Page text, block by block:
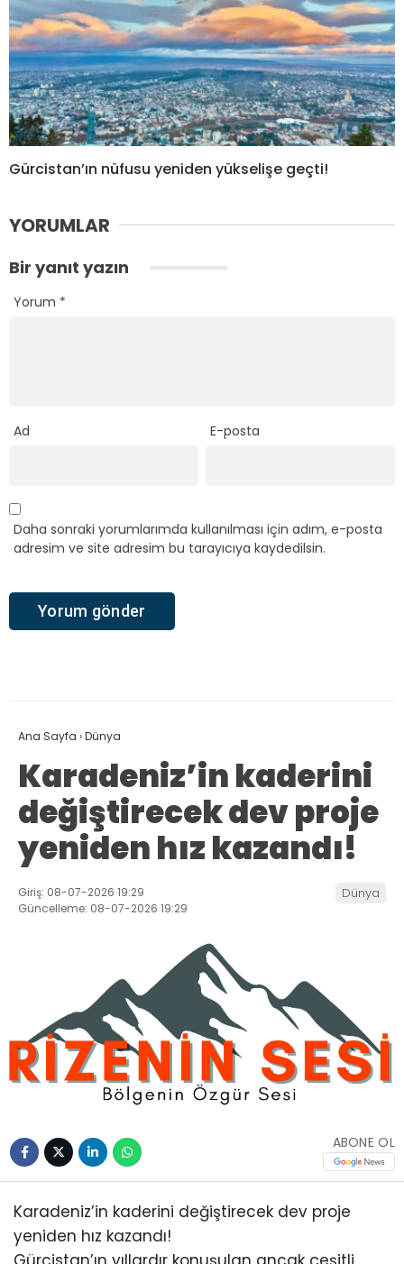
Gürcistan’ın nüfusu yeniden yükselişe geçti!
YORUMLAR
Bir yanıt yazın
Yorum *
Ad E-posta
Daha sonraki yorumlarımda kullanılması için adım, e-posta
adresim ve site adresim bu tarayıcıya kaydedilsin.
Ana Sayfa ›Dünya
Karadeniz’in kaderini
değiştirecek dev proje
yeniden hız kazandı!
Giriş: 08-07-2026 19:29
Güncelleme: 08-07-2026 19:29
Dünya
ABONE OL
Karadeniz’in kaderini değiştirecek dev proje
yeniden hız kazandı!